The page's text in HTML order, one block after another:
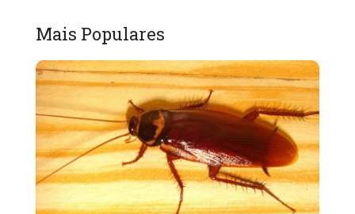
Mais Populares